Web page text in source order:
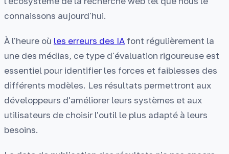
connaissons aujourd'hui.
À l'heure où les erreurs des IA font régulièrement la
une des médias, ce type d'évaluation rigoureuse est
essentiel pour identifier les forces et faiblesses des
différents modèles. Les résultats permettront aux
développeurs d'améliorer leurs systèmes et aux
utilisateurs de choisir l'outil le plus adapté à leurs
besoins.